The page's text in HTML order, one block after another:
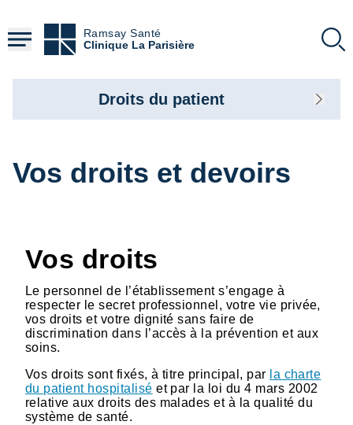
contenu
principal
Ramsay Santé
Clinique La Parisière
Vos droits et devoirs
Vos droits
Le personnel de l’établissement s’engage à
respecter le secret professionnel, votre vie privée,
vos droits et votre dignité sans faire de
discrimination dans l’accès à la prévention et aux
soins.
Vos droits sont fixés, à titre principal, par la charte
du patient hospitalisé et par la loi du 4 mars 2002
relative aux droits des malades et à la qualité du
système de santé.
Droits du patient